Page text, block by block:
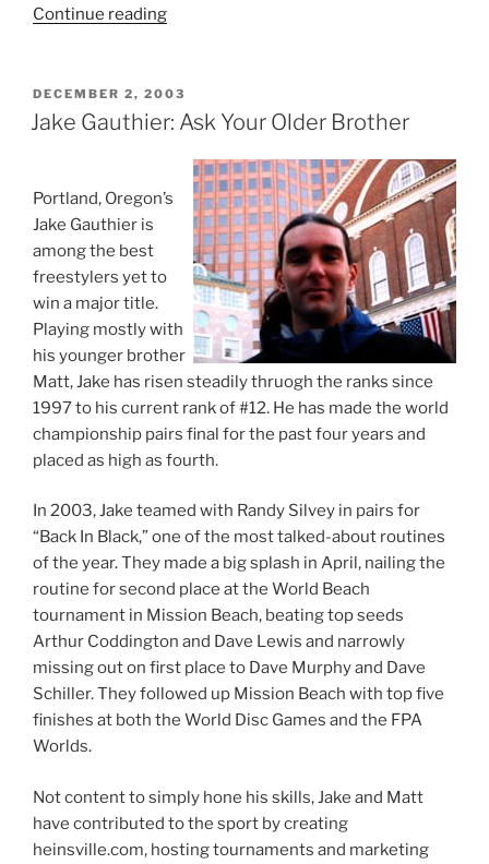
Continue reading
POSTED
ON
DECEMBER 2, 2003
Jake Gauthier: Ask Your Older Brother
Portland, Oregon’s
Jake Gauthier is
among the best
freestylers yet to
win a major title.
Playing mostly with
his younger brother
Matt, Jake has risen steadily thruogh the ranks since
1997 to his current rank of #12. He has made the world
championship pairs final for the past four years and
placed as high as fourth.
In 2003, Jake teamed with Randy Silvey in pairs for
“Back In Black,” one of the most talked-about routines
of the year. They made a big splash in April, nailing the
routine for second place at the World Beach
tournament in Mission Beach, beating top seeds
Arthur Coddington and Dave Lewis and narrowly
missing out on first place to Dave Murphy and Dave
Schiller. They followed up Mission Beach with top five
finishes at both the World Disc Games and the FPA
Worlds.
Not content to simply hone his skills, Jake and Matt
have contributed to the sport by creating
heinsville.com, hosting tournaments and marketing